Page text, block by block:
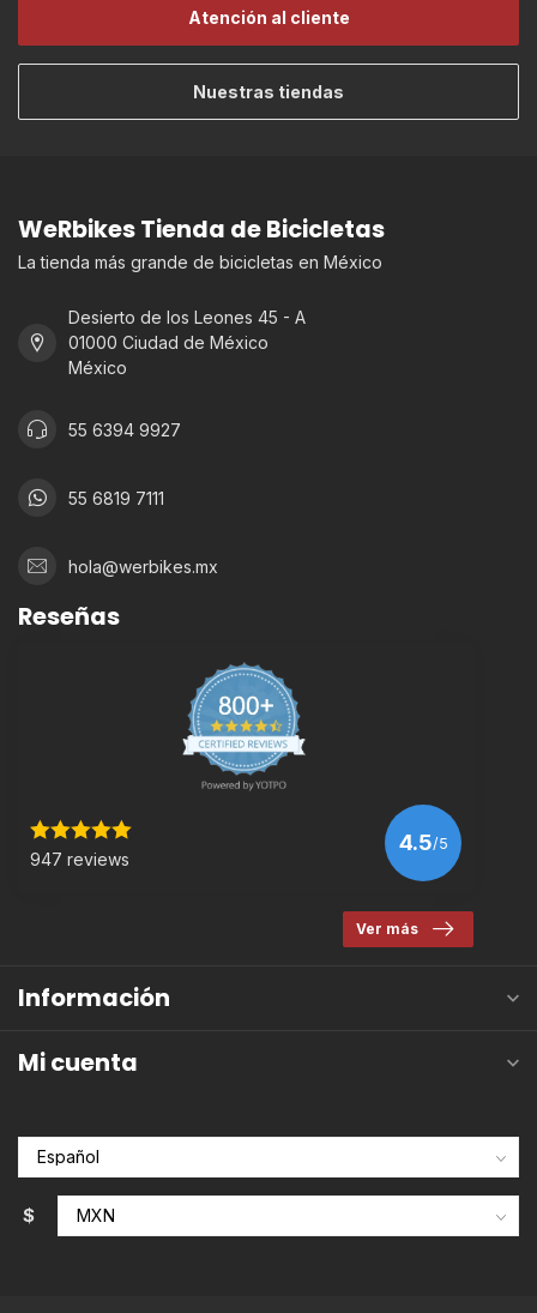
Atención al cliente
Nuestras tiendas
WeRbikes Tienda de Bicicletas
La tienda más grande de bicicletas en México
Desierto de los Leones 45 - A
01000 Ciudad de México
México
55 6394 9927
55 6819 7111
hola@werbikes.mx
Reseñas
947 reviews
4.5/5
Ver más
Información
Mi cuenta
$